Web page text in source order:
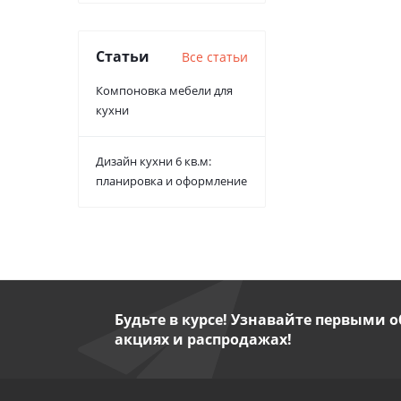
Статьи Все статьи
Компоновка мебели для
кухни
Дизайн кухни 6 кв.м:
планировка и оформление
Будьте в курсе! Узнавайте первыми
акциях и распродажах!